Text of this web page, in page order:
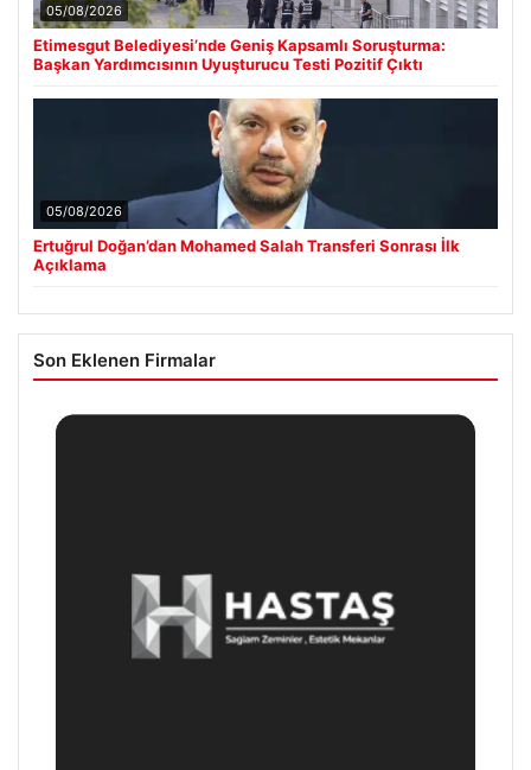
05/08/2026
Etimesgut Belediyesi’nde Geniş Kapsamlı Soruşturma:
Başkan Yardımcısının Uyuşturucu Testi Pozitif Çıktı
05/08/2026
Ertuğrul Doğan’dan Mohamed Salah Transferi Sonrası İlk
Açıklama
Son Eklenen Firmalar